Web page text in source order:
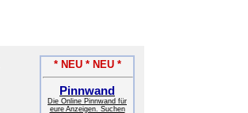
* NEU * NEU *
Pinnwand
Die Online Pinnwand für
eure Anzeigen. Suchen